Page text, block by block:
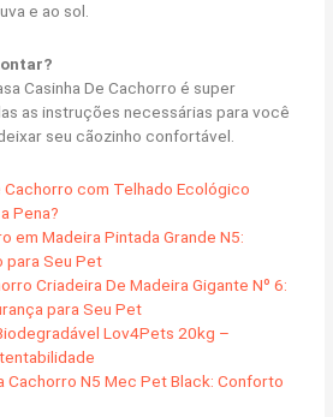
e ao sol.
Casinha De Cachorro é super
as instruções necessárias para você
seu cãozinho confortável.
Cachorro com Telhado Ecológico
Pena?
em Madeira Pintada Grande N5:
para Seu Pet
Criadeira De Madeira Gigante Nº 6:
para Seu Pet
Lov4Pets 20kg –
Cachorro N5 Mec Pet Black: Conforto